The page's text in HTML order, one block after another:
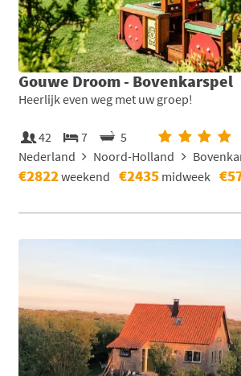
Gouwe Droom - Bovenkarspel
Heerlijk even weg met uw groep!
42 7
5
Nederland
Noord-Holland
€2822weekend €2435 midweek